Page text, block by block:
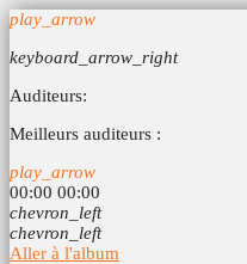
play_arrow
keyboard_arrow_right
Auditeurs:
Meilleurs auditeurs :
play_arrow
00:00 00:00
chevron_left
chevron_left
Aller à l'album